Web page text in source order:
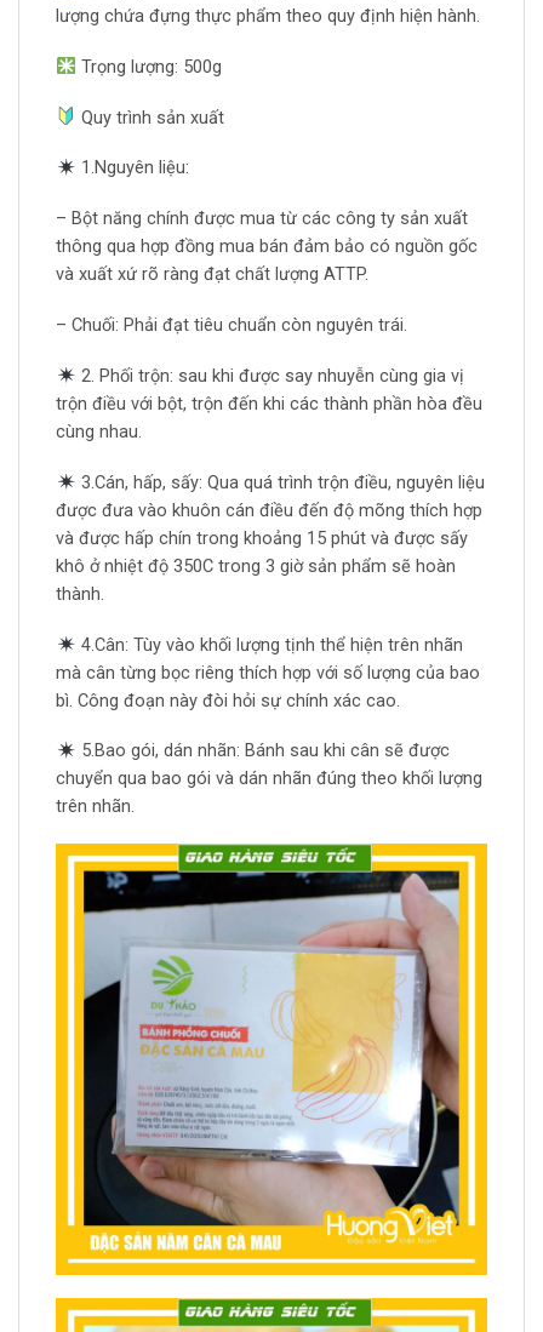
lượng chứa đựng thực phẩm theo quy định hiện hành.
Trọng lượng: 500g
Quy trình sản xuất
1.Nguyên liệu:
– Bột năng chính được mua từ các công ty sản xuất
thông qua hợp đồng mua bán đảm bảo có nguồn gốc
và xuất xứ rõ ràng đạt chất lượng ATTP.
– Chuối: Phải đạt tiêu chuẩn còn nguyên trái.
2. Phối trộn: sau khi được say nhuyễn cùng gia vị
trộn điều với bột, trộn đến khi các thành phần hòa đều
cùng nhau.
3.Cán, hấp, sấy: Qua quá trình trộn điều, nguyên liệu
được đưa vào khuôn cán điều đến độ mõng thích hợp
và được hấp chín trong khoảng 15 phút và được sấy
khô ở nhiệt độ 350C trong 3 giờ sản phẩm sẽ hoàn
thành.
4.Cân: Tùy vào khối lượng tịnh thể hiện trên nhãn
mà cân từng bọc riêng thích hợp với số lượng của bao
bì. Công đoạn này đòi hỏi sự chính xác cao.
5.Bao gói, dán nhãn: Bánh sau khi cân sẽ được
chuyển qua bao gói và dán nhãn đúng theo khối lượng
trên nhãn.